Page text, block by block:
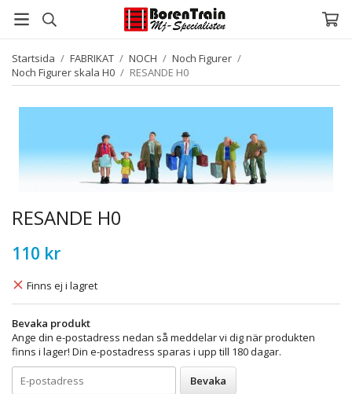
Startsida / FABRIKAT / NOCH / Noch Figurer /
Noch Figurer skala H0 / RESANDE H0
RESANDE H0
110 kr
Finns ej i lagret
Bevaka produkt
Ange din e-postadress nedan så meddelar vi dig när produkten
finns i lager! Din e-postadress sparas i upp till 180 dagar.
Bevaka